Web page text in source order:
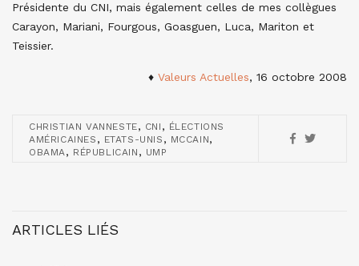
Présidente du CNI, mais également celles de mes collègues
Carayon, Mariani, Fourgous, Goasguen, Luca, Mariton et
Teissier.
♦ Valeurs Actuelles, 16 octobre 2008
CHRISTIAN VANNESTE, CNI , ÉLECTIONS
AMÉRICAINES , ETATS-UNIS , MCCAIN,
OBAMA, RÉPUBLICAIN , UMP
ARTICLES LIÉS